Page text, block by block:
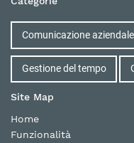
Comunicazione aziendale
Gestione del tempo
Site Map
Home
Funzionalità